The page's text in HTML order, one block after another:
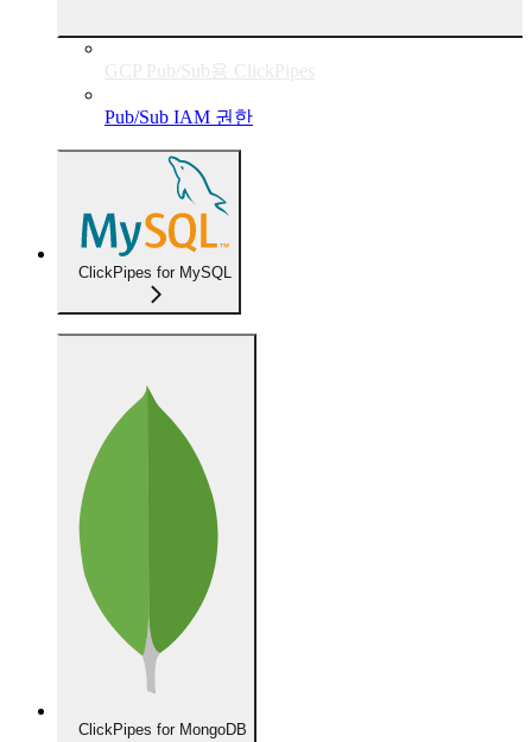
GCP Pub/Sub용 ClickPipes
Pub/Sub IAM 권한
ClickPipes for MySQL
ClickPipes for MongoDB